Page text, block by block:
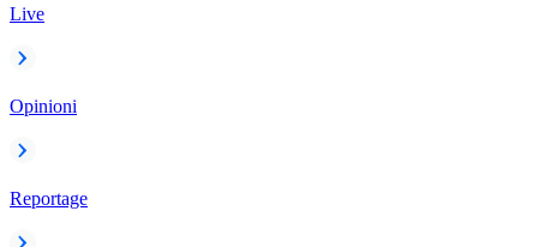
Live
Opinioni
Reportage